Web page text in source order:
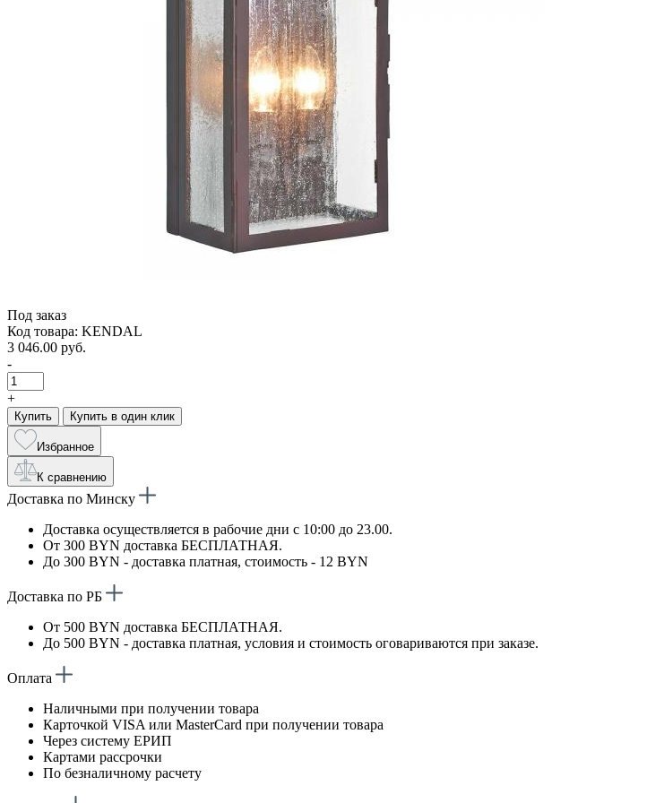
Под заказ
Код товара: KENDAL
3 046.00 руб.
-
+
Купить Купить в один клик
Избранное
К сравнению
Доставка по Минску
Доставка осуществляется в рабочие дни с 10:00 до 23.00.
От 300 BYN доставка БЕСПЛАТНАЯ.
До 300 BYN - доставка платная, стоимость - 12 BYN
Доставка по РБ
От 500 BYN доставка БЕСПЛАТНАЯ.
До 500 BYN - доставка платная, условия и стоимость оговариваются при заказе.
Оплата
Наличными при получении товара
Карточкой VISA или MasterCard при получении товара
Через систему ЕРИП
Картами рассрочки
По безналичному расчету